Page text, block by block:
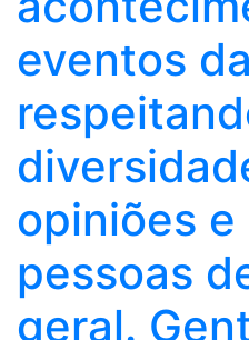
eventos
opiniões e
pessoas
geral.